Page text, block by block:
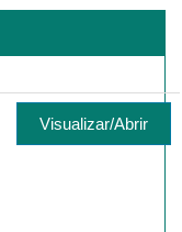
Visualizar/Abrir